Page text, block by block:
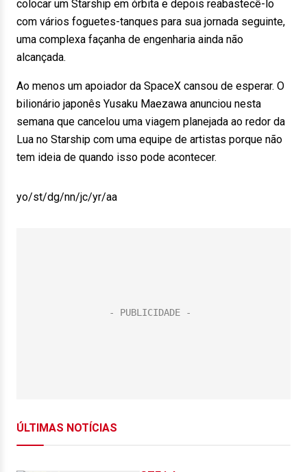
colocar um Starship em órbita e depois reabastecê-lo
com vários foguetes-tanques para sua jornada seguinte,
uma complexa façanha de engenharia ainda não
alcançada.
Ao menos um apoiador da SpaceX cansou de esperar. O
bilionário japonês Yusaku Maezawa anunciou nesta
semana que cancelou uma viagem planejada ao redor da
Lua no Starship com uma equipe de artistas porque não
tem ideia de quando isso pode acontecer.
yo/st/dg/nn/jc/yr/aa